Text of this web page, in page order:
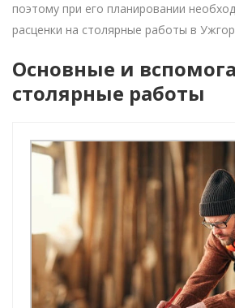
поэтому при его планировании
расценки на столярные работы в
Основные и
столярные работы